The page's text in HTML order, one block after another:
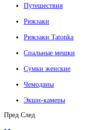
Путешествия
Рюкзаки
Рюкзаки Tatonka
Спальные мешки
Сумки женские
Чемоданы
Экшн-камеры
Пред След